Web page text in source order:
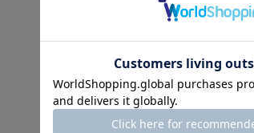
レビューを書く